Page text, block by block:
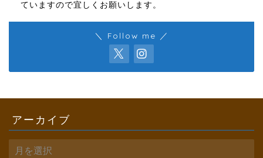
ていますので宜しくお願いします。
＼ Follow me ／
アーカイブ